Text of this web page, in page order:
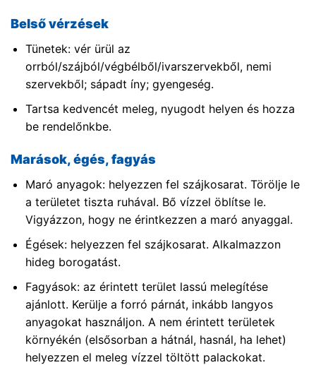
Belső vérzések
Tünetek: vér ürül az
orrból/szájból/végbélből/ivarszervekből, nemi
szervekből; sápadt íny; gyengeség.
Tartsa kedvencét meleg, nyugodt helyen és hozza
be rendelőnkbe.
Marások, égés, fagyás
Maró anyagok: helyezzen fel szájkosarat. Törölje le
a területet tiszta ruhával. Bő vízzel öblítse le.
Vigyázzon, hogy ne érintkezzen a maró anyaggal.
Égések: helyezzen fel szájkosarat. Alkalmazzon
hideg borogatást.
Fagyások: az érintett terület lassú melegítése
ajánlott. Kerülje a forró párnát, inkább langyos
anyagokat használjon. A nem érintett területek
környékén (elsősorban a hátnál, hasnál, ha lehet)
helyezzen el meleg vízzel töltött palackokat.